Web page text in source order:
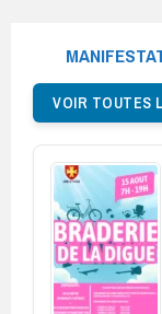
VOIR TOUTES